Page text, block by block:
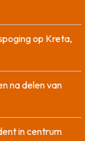
op Kreta,
na delen van
in centrum